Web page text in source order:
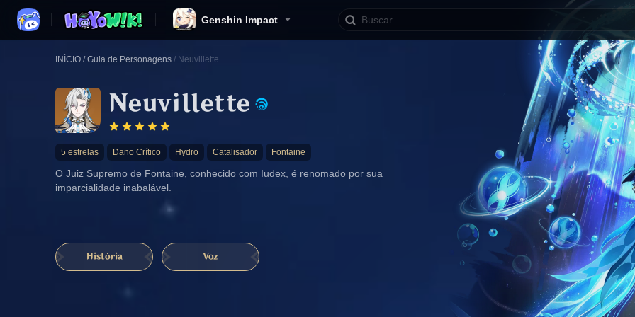
Genshin Impact
INÍCIO / Guia de Personagens / Neuvillette
Neuvillette
5 estrelas Dano Crítico Hydro Catalisador Fontaine
O Juiz Supremo de Fontaine, conhecido com Iudex, é renomado por sua
imparcialidade inabalável.
História Voz